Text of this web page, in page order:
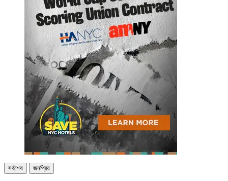
সর্বশেষ জনপ্রিয়